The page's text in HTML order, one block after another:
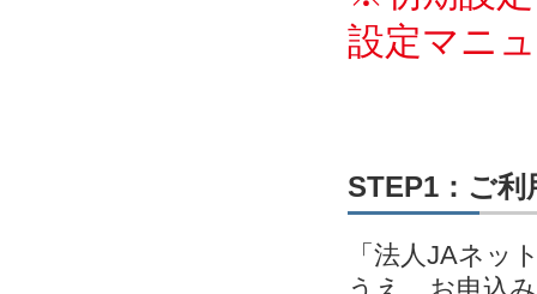
設定マニ
STEP1：ご利
「法人JAネッ